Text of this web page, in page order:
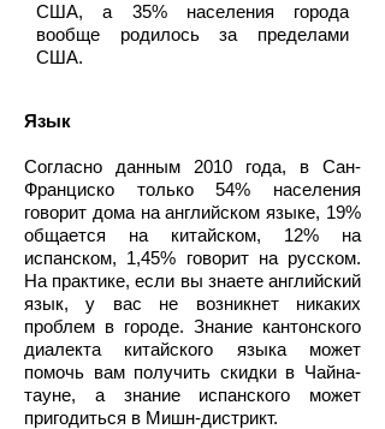
США, а 35% населения города
вообще родилось за пределами
США.
Язык
Согласно данным 2010 года, в Сан-
Франциско только 54% населения
говорит дома на английском языке, 19%
общается на китайском, 12% на
испанском, 1,45% говорит на русском.
На практике, если вы знаете английский
язык, у вас не возникнет никаких
проблем в городе. Знание кантонского
диалекта китайского языка может
помочь вам получить скидки в Чайна-
тауне, а знание испанского может
пригодиться в Мишн-дистрикт.